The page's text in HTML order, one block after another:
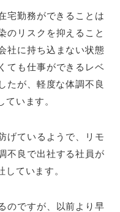
宅勤務ができることは
のリスクを抑えること
社に持ち込まない状態
ても仕事ができるレベ
たが、軽度な体調不良
います。
げているようで、リモ
不良で出社する社員が
しています。
のですが、以前より早